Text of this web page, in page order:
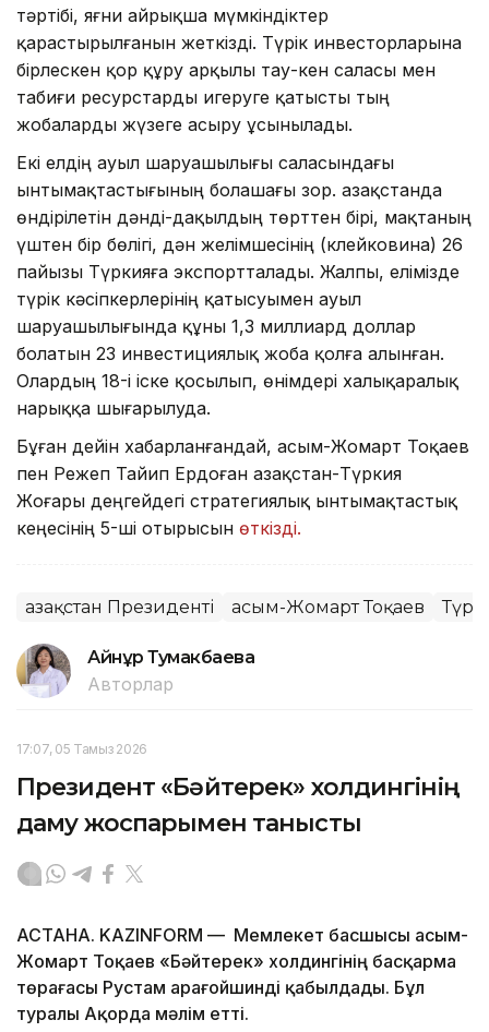
тәртібі, яғни айрықша мүмкіндіктер
қарастырылғанын жеткізді. Түрік инвесторларына
бірлескен қор құру арқылы тау-кен саласы мен
табиғи ресурстарды игеруге қатысты тың
жобаларды жүзеге асыру ұсынылады.
Екі елдің ауыл шаруашылығы саласындағы
ынтымақтастығының болашағы зор. Қазақстанда
өндірілетін дәнді-дақылдың төрттен бірі, мақтаның
үштен бір бөлігі, дән желімшесінің (клейковина) 26
пайызы Түркияға экспортталады. Жалпы, елімізде
түрік кәсіпкерлерінің қатысуымен ауыл
шаруашылығында құны 1,3 миллиард доллар
болатын 23 инвестициялық жоба қолға алынған.
Олардың 18-і іске қосылып, өнімдері халықаралық
нарыққа шығарылуда.
Бұған дейін хабарланғандай, Қасым-Жомарт Тоқаев
пен Режеп Тайип Ердоған Қазақстан-Түркия
Жоғары деңгейдегі стратегиялық ынтымақтастық
кеңесінің 5-ші отырысын өткізді.
Қазақстан Президенті Қасым-Жомарт Тоқаев
Айнұр Тумакбаева
Авторлар
17:07, 05 Тамыз 2026
Президент «Бәйтерек» холдингінің
даму жоспарымен танысты
АСТАНА. KAZINFORM — Мемлекет басшысы Қасым-
Жомарт Тоқаев «Бәйтерек» холдингінің басқарма
төрағасы Рустам Қарағойшинді қабылдады. Бұл
туралы Ақорда мәлім етті.